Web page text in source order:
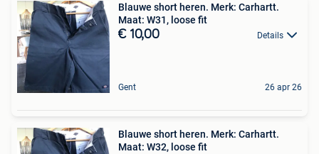
Blauwe short heren. Merk: Carhartt.
Maat: W31, loose fit
€ 10,00 Details
Gent 26 apr 26
Blauwe short heren. Merk: Carhartt.
Maat: W32, loose fit